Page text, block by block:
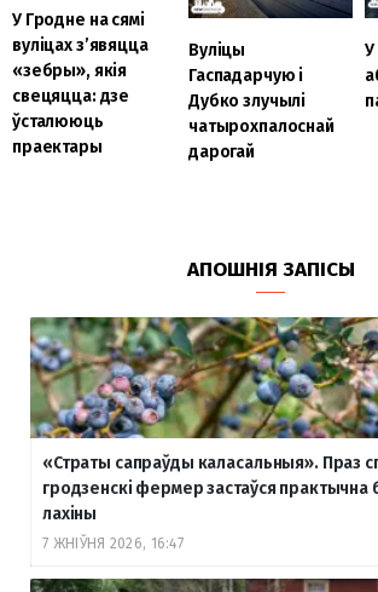
У Гродне на сямі
вуліцах з’явяцца
«зебры», якія
свецяцца: дзе
ўсталююць
праектары
Вуліцы
Гаспадарчую і
Дубко злучылі
чатырохпалоснай
дарогай
У
АПОШНІЯ ЗАПІСЫ
«Страты сапраўды каласальныя». Праз
гродзенскі фермер застаўся
лахіны
7 ЖНІЎНЯ 2026, 16:47